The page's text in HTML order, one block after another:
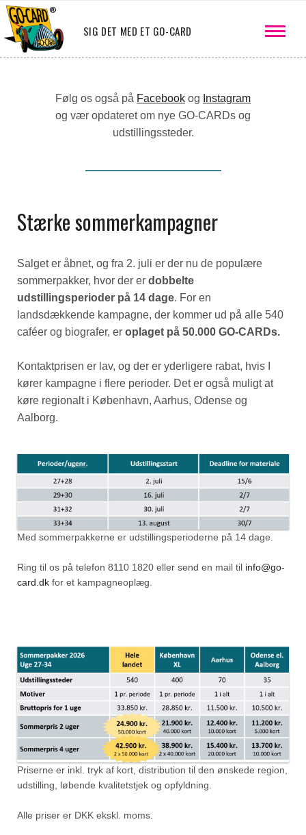
SIG DET MED ET GO-CARD
Følg os også på Facebook og Instagram
og vær opdateret om nye GO-CARDs og
udstillingssteder.
Stærke sommerkampagner
Salget er åbnet, og fra 2. juli er der nu de populære
sommerpakker, hvor der er dobbelte
udstillingsperioder på 14 dage. For en
landsdækkende kampagne, der kommer ud på alle 540
caféer og biografer, er oplaget på 50.000 GO-CARDs.
Kontaktprisen er lav, og der er yderligere rabat, hvis I
kører kampagne i flere perioder. Det er også muligt at
køre regionalt i København, Aarhus, Odense og
Aalborg.
Med sommerpakkerne er udstillingsperioderne på 14 dage.
Ring til os på telefon 8110 1820 eller send en mail til info@go-
card.dk for et kampagneoplæg.
Priserne er inkl. tryk af kort, distribution til den ønskede region,
udstilling, løbende kvalitetstjek og opfyldning.
Alle priser er DKK ekskl. moms.